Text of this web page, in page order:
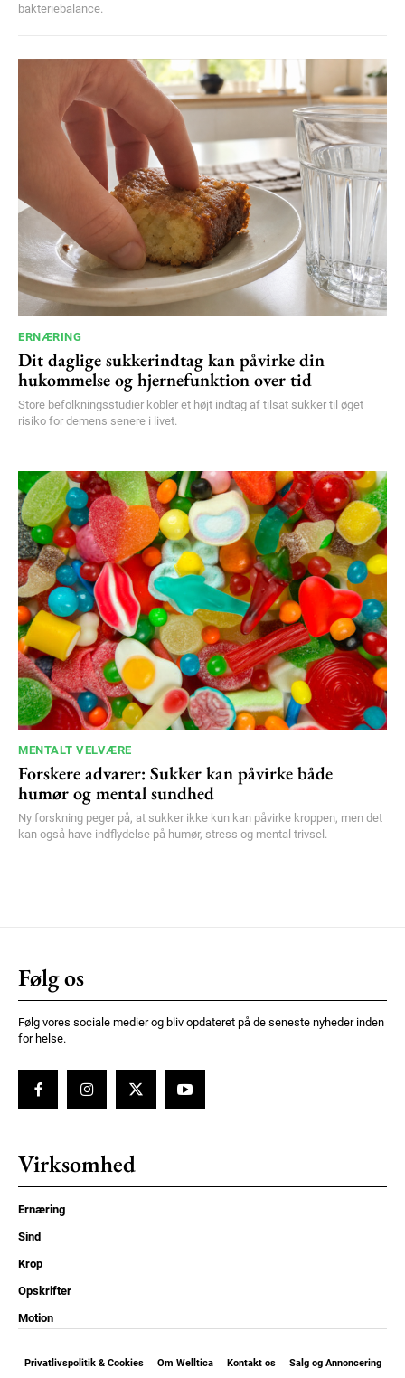
bakteriebalance.
ERNÆRING
Dit daglige sukkerindtag kan påvirke din
hukommelse og hjernefunktion over tid
Store befolkningsstudier kobler et højt indtag af tilsat sukker til øget
risiko for demens senere i livet.
MENTALT VELVÆRE
Forskere advarer: Sukker kan påvirke både
humør og mental sundhed
Ny forskning peger på, at sukker ikke kun kan påvirke kroppen, men det
kan også have indflydelse på humør, stress og mental trivsel.
Følg os
Følg vores sociale medier og bliv opdateret på de seneste nyheder inden
for helse.
Virksomhed
Ernæring
Sind
Krop
Opskrifter
Motion
Privatlivspolitik & Cookies Om Welltica Kontakt os Salg og Annoncering